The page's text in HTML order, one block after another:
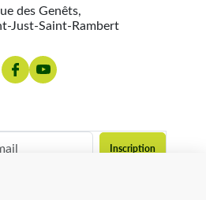
des Genêts,
Just-Saint-Rambert